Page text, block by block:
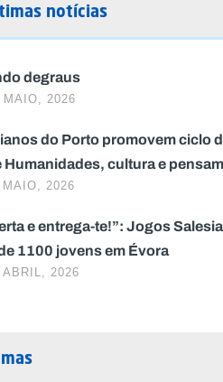
notícias
degraus
MAIO, 2026
do Porto promovem ciclo
Humanidades, cultura e
MAIO, 2026
e entrega-te!”: Jogos
1100 jovens em Évora
ABRIL, 2026